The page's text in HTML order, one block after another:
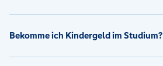
Bekomme ich Kindergeld im Studium?